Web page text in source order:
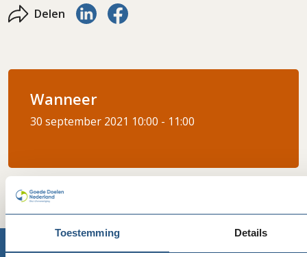
Toestemming Details
Delen Delen via LinkedIn
Delen via Facebook
Wanneer
30 september 2021 10:00 - 11:00